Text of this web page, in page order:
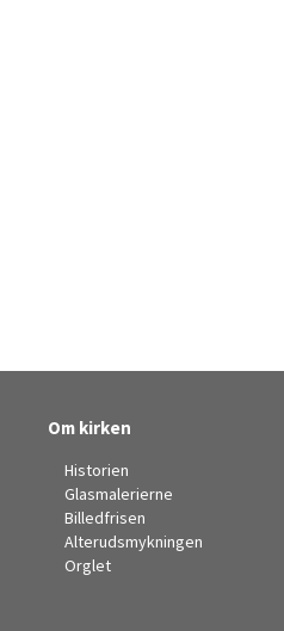
Om kirken
Historien
Glasmalerierne
Billedfrisen
Alterudsmykningen
Orglet